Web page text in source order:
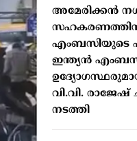
അമേരിക്കന്‍
എംബസിയുടെ
ഇന്ത്യന്‍
വി.വി. രാജേഷ്
നടത്തി